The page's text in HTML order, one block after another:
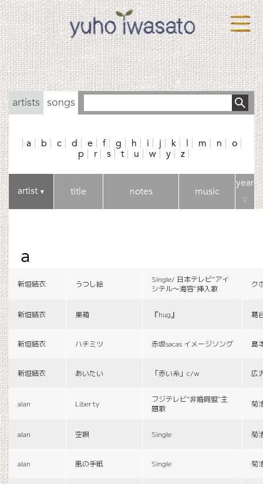
artists songs
a b c d e f g h i j k l m n
o
p
r s t u w y z
artist▼ title notes music
year
▽
a
新垣結衣 うつし絵
Single/ 日本テレビ“アイ
シテル〜海容”挿入歌
ク
新垣結衣 巣箱 『hug』 葛
新垣結衣 ハチミツ 赤坂sacas イメージソング 島
新垣結衣 あいたい 「赤い糸」c/w 広
alan Liberty
フジテレビ“非婚同盟”主
題歌
菊
alan 空唄 Single 菊
alan 風の手紙 Single 菊